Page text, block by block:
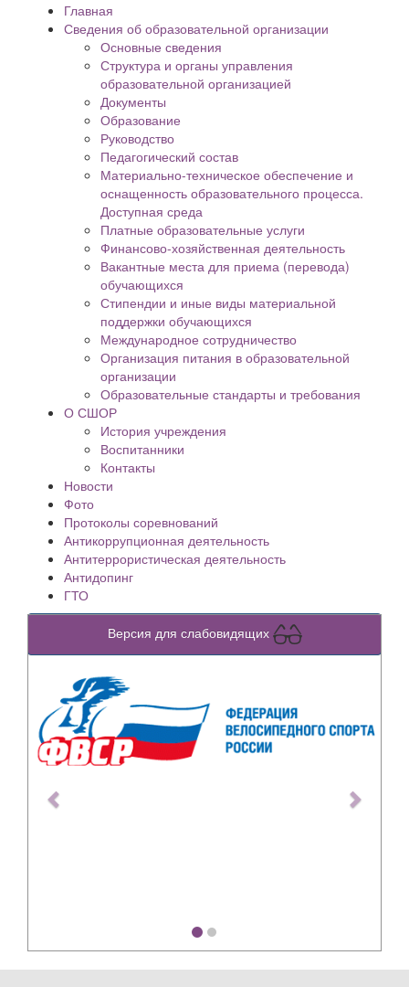
Главная
Сведения об образовательной организации
Основные сведения
Структура и органы управления
образовательной организацией
Документы
Образование
Руководство
Педагогический состав
Материально-техническое обеспечение и
оснащенность образовательного процесса.
Доступная среда
Платные образовательные услуги
Финансово-хозяйственная деятельность
Вакантные места для приема (перевода)
обучающихся
Стипендии и иные виды материальной
поддержки обучающихся
Международное сотрудничество
Организация питания в образовательной
организации
Образовательные стандарты и требования
О СШОР
История учреждения
Воспитанники
Контакты
Новости
Фото
Протоколы соревнований
Антикоррупционная деятельность
Антитеррористическая деятельность
Антидопинг
ГТО
Версия для слабовидящих
Previous